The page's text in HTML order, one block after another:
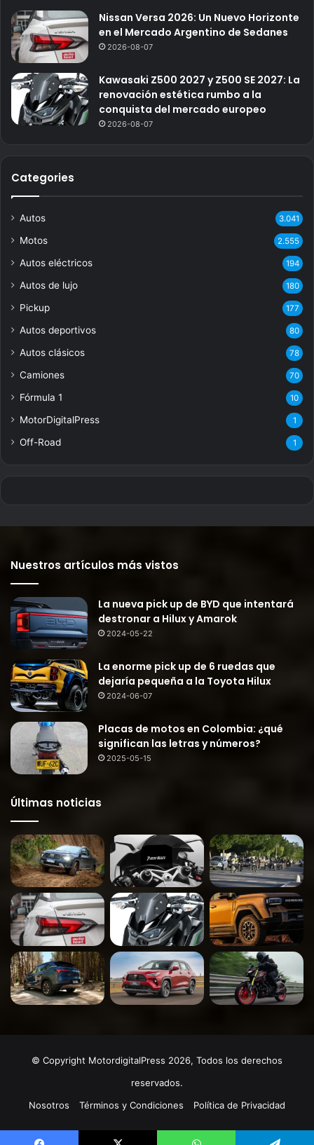
Nissan Versa 2026: Un Nuevo Horizonte
en el Mercado Argentino de Sedanes
2026-08-07
Kawasaki Z500 2027 y Z500 SE 2027: La
renovación estética rumbo a la
conquista del mercado europeo
2026-08-07
Categories
Autos 3.041
Motos 2.555
Autos eléctricos 194
Autos de lujo 180
Pickup 177
Autos deportivos 80
Autos clásicos 78
Camiones 70
Fórmula 1 10
MotorDigitalPress 1
Off-Road 1
Nuestros artículos más vistos
La nueva pick up de BYD que intentará
destronar a Hilux y Amarok
2024-05-22
La enorme pick up de 6 ruedas que
dejaría pequeña a la Toyota Hilux
2024-06-07
Placas de motos en Colombia: ¿qué
significan las letras y números?
2025-05-15
Últimas noticias
© Copyright MotordigitalPress 2026, Todos los derechos
reservados.
Nosotros
Términos y Condiciones Política de Privacidad